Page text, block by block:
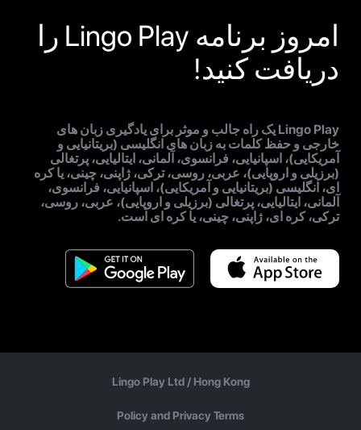
امروز برنامه Lingo Play را
دریافت کنید!
Lingo Play یک راه جالب و موثر برای یادگیری زبان های
خارجی و حفظ کلمات به زبان های انگلیسی (بریتانیایی و
آمریکایی)، اسپانیایی، فرانسوی، آلمانی، ایتالیایی، پرتغالی
(برزیلی و اروپایی)، عربی، روسی، ترکی، ژاپنی، چینی، یا کره
ای، انگلیسی (بریتانیایی و آمریکایی)، اسپانیایی، فرانسوی،
آلمانی، ایتالیایی، پرتغالی (برزیلی و اروپایی)، عربی، روسی،
ترکی، کره ای، ژاپنی، چینی، یا کره ای است.
Lingo Play Ltd / Hong Kong
Policy and Privacy Terms